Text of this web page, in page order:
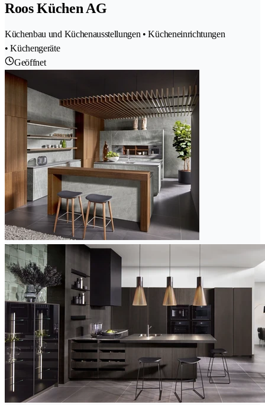
Roos Küchen AG
Küchenbau und Küchenausstellungen • Kücheneinrichtungen
• Küchengeräte
Geöffnet